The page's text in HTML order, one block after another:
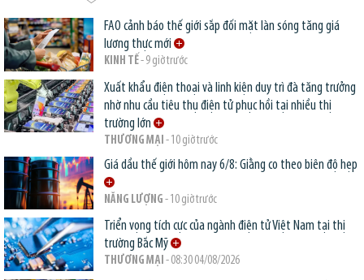
FAO cảnh báo thế giới sắp đối mặt làn sóng tăng giá
lương thực mới
KINH TẾ- 9 giờ trước
Xuất khẩu điện thoại và linh kiện duy trì đà tăng trưởng
nhờ nhu cầu tiêu thụ điện tử phục hồi tại nhiều thị
trường lớn
THƯƠNG MẠI - 10 giờ trước
Giá dầu thế giới hôm nay 6/8: Giằng co theo biên độ hẹp
NĂNG LƯỢNG - 10 giờ trước
Triển vọng tích cực của ngành điện tử Việt Nam tại thị
trường Bắc Mỹ
THƯƠNG MẠI - 08:30 04/08/2026